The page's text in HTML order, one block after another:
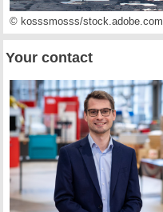
© kosssmosss/stock.adobe.com
Your contact